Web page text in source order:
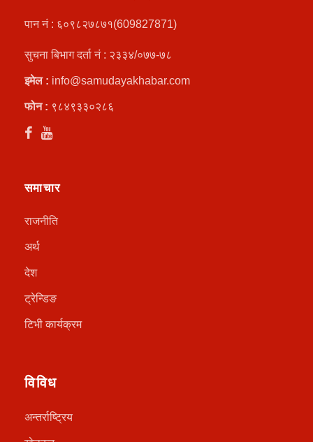
पान नं : ६०९८२७८७१(609827871)
सुचना बिभाग दर्ता नं : २३३४/०७७-७८
इमेल : info@samudayakhabar.com
फोन : ९८४९३३०२८६
समाचार
राजनीति
अर्थ
देश
ट्रेन्डिङ
टिभी कार्यक्रम
विविध
अन्तर्राष्ट्रिय